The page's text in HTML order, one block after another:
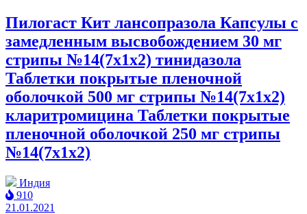
Пилогаст Кит лансопразола Капсулы с
замедленным высвобождением 30 мг
стрипы №14(7x1x2) тинидазола
Таблетки покрытые пленочной
оболочкой 500 мг стрипы №14(7x1x2)
кларитромицина Таблетки покрытые
пленочной оболочкой 250 мг стрипы
№14(7x1x2)
Индия
910
21.01.2021